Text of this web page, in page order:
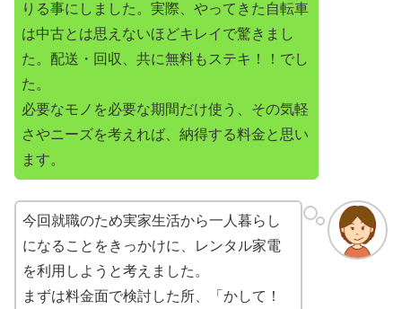
りる事にしました。実際、やってきた自転車
は中古とは思えないほどキレイで驚きまし
た。配送・回収、共に無料もステキ！！でし
た。
必要なモノを必要な期間だけ使う、その気軽
さやニーズを考えれば、納得する料金と思い
ます。
今回就職のため実家生活から一人暮らし
になることをきっかけに、レンタル家電
を利用しようと考えました。
まずは料金面で検討した所、「かして！